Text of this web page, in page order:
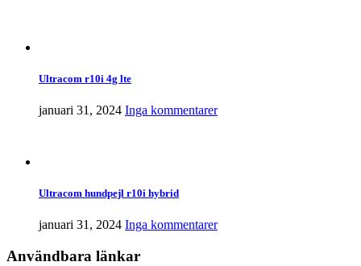
Ultracom r10i 4g lte
januari 31, 2024 Inga kommentarer
Ultracom hundpejl r10i hybrid
januari 31, 2024 Inga kommentarer
Användbara länkar